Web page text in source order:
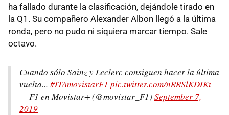
ha fallado durante la clasificación, dejándole tirado en
la Q1. Su compañero Alexander Albon llegó a la última
ronda, pero no pudo ni siquiera marcar tiempo. Sale
octavo.
Cuando sólo Sainz y Leclerc consiguen hacer la última
vuelta... #ITAmovistarF1 pic.twitter.com/nRRSlKDIKt
— F1 en Movistar+ (@movistar_F1) September 7,
2019